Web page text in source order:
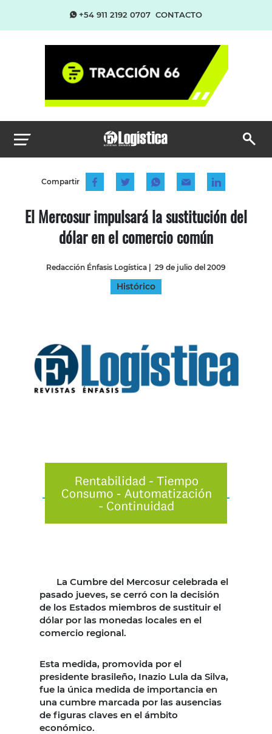
+54 911 2192 0707 CONTACTO
Compartir
El Mercosur impulsará la sustitución del
dólar en el comercio común
Redacción Énfasis Logística | 29 de julio del 2009
Histórico
La Cumbre del Mercosur celebrada el
pasado jueves, se cerró con la decisión
de los Estados miembros de sustituir el
dólar por las monedas locales en el
comercio regional.
Esta medida, promovida por el
presidente brasileño, Inazio Lula da Silva,
fue la única medida de importancia en
una cumbre marcada por las ausencias
de figuras claves en el ámbito
económico.